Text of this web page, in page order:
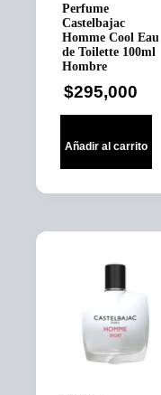
Perfume
Castelbajac
Homme Cool Eau
de Toilette 100ml
Hombre
$295,000
Añadir al carrito